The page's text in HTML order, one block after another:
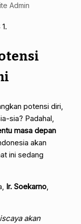
Admin
potensi diri,
sia? Padahal,
masa depan
akan
ini sedang
Ir. Soekarno,
akan